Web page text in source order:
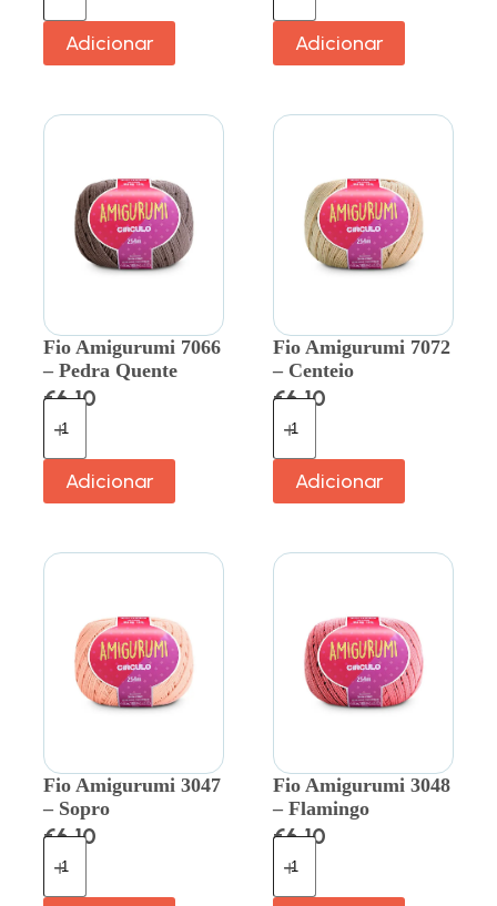
Adicionar Adicionar
Fio Amigurumi 7066
– Pedra Quente
€6.10
Adicionar
Fio Amigurumi 7072
– Centeio
€6.10
Adicionar
Fio Amigurumi 3047
– Sopro
€6.10
Fio Amigurumi 3048
– Flamingo
€6.10